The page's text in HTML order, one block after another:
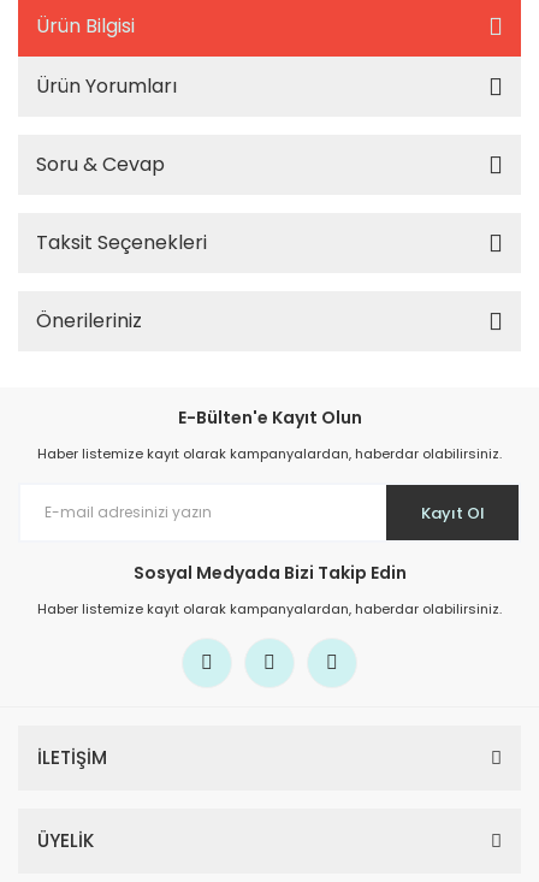
Ürün Bilgisi
Ürün Yorumları
Soru & Cevap
Taksit Seçenekleri
Önerileriniz
E-Bülten'e Kayıt Olun
Haber listemize kayıt olarak kampanyalardan, haberdar olabilirsiniz.
Kayıt Ol
Sosyal Medyada Bizi Takip Edin
Haber listemize kayıt olarak kampanyalardan, haberdar olabilirsiniz.
İLETİŞİM
ÜYELİK